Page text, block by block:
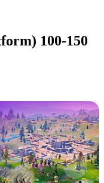
100-150